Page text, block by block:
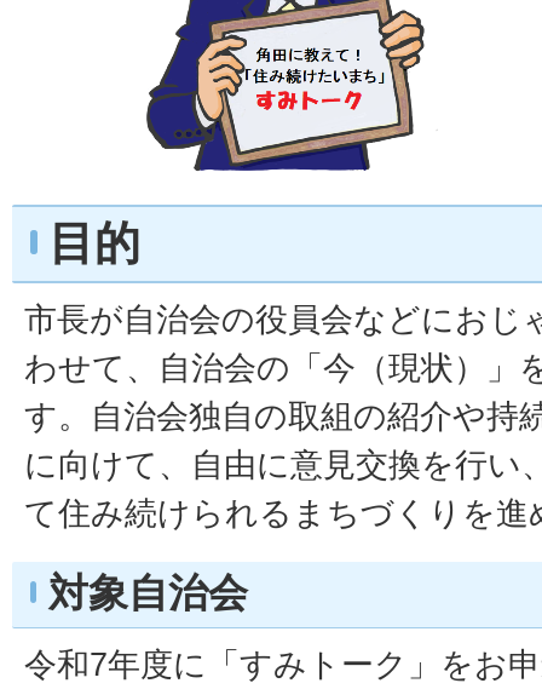
目的
市長が自治会の役員会などにおじ
わせて、自治会の「今（現状）」
す。自治会独自の取組の紹介や持
に向けて、自由に意見交換を行い
て住み続けられるまちづくりを進
対象自治会
令和7年度に「すみトーク」をお